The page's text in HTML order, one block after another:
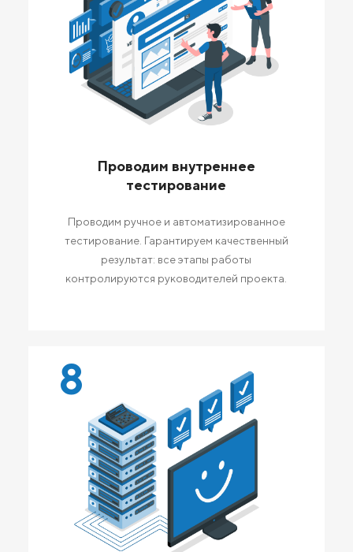
Проводим внутреннее
тестирование
Проводим ручное и автоматизированное
тестирование. Гарантируем качественный
результат: все этапы работы
контролируются руководителей проекта.
8